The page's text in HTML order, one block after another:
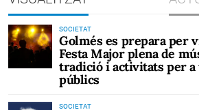
SOCIETAT
Golmés es prepara per
Festa Major plena de
tradició i activitats per a
públics
SOCIETAT